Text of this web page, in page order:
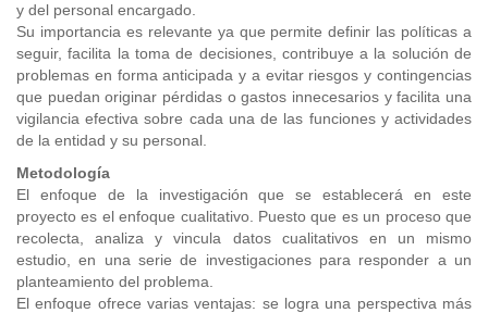
y del personal encargado.
Su importancia es relevante ya que permite definir las políticas a
seguir, facilita la toma de decisiones, contribuye a la solución de
problemas en forma anticipada y a evitar riesgos y contingencias
que puedan originar pérdidas o gastos innecesarios y facilita una
vigilancia efectiva sobre cada una de las funciones y actividades
de la entidad y su personal.
Metodología
El enfoque de la investigación que se establecerá en este
proyecto es el enfoque cualitativo. Puesto que es un proceso que
recolecta, analiza y vincula datos cualitativos en un mismo
estudio, en una serie de investigaciones para responder a un
planteamiento del problema.
El enfoque ofrece varias ventajas: se logra una perspectiva más